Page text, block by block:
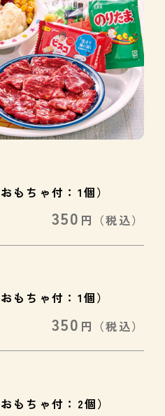
もちゃ付：1個）
350 円 （税込）
もちゃ付：1個）
350 円 （税込）
もちゃ付：2個）